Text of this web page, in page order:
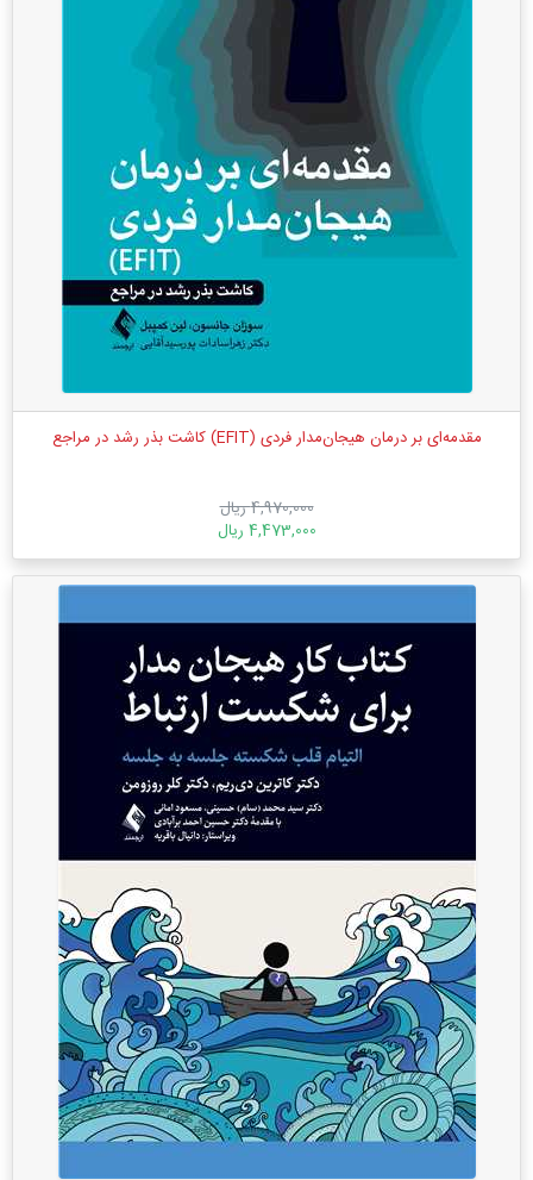
مقدمه‌ای بر درمان هیجان‌مدار فردی (EFIT) کاشت بذر رشد در مراجع
4,970,000 ریال
4,473,000 ریال